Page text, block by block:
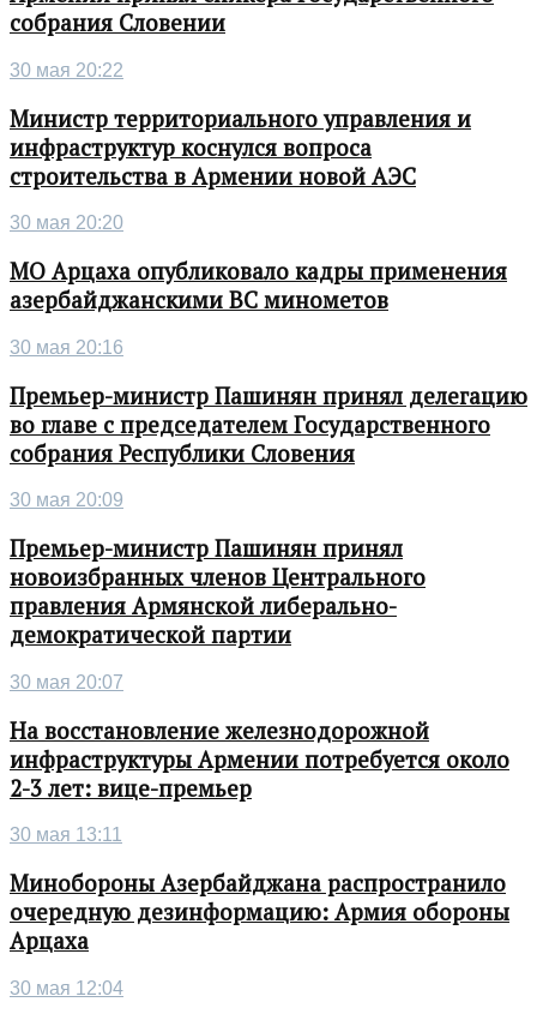
собрания Словении
30 мая 20:22
Министр территориального управления и
инфраструктур коснулся вопроса
строительства в Армении новой АЭС
30 мая 20:20
МО Арцаха опубликовало кадры применения
азербайджанскими ВС минометов
30 мая 20:16
Премьер-министр Пашинян принял делегацию
во главе с председателем Государственного
собрания Республики Словения
30 мая 20:09
Премьер-министр Пашинян принял
новоизбранных членов Центрального
правления Армянской либерально-
демократической партии
30 мая 20:07
На восстановление железнодорожной
инфраструктуры Армении потребуется около
2-3 лет: вице-премьер
30 мая 13:11
Минобороны Азербайджана распространило
очередную дезинформацию: Армия обороны
Арцаха
30 мая 12:04